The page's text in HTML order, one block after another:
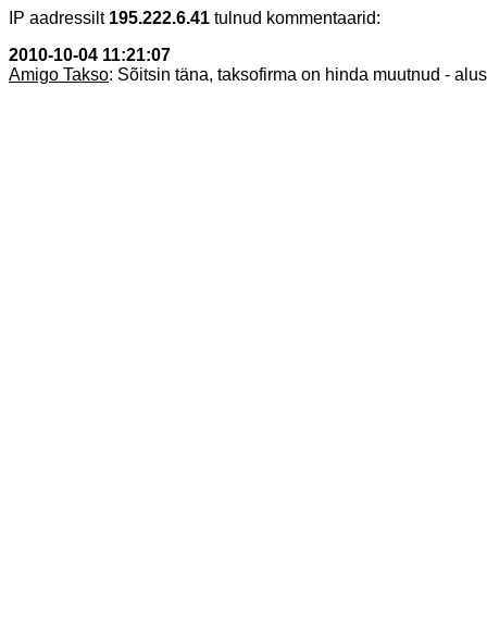
IP aadressilt 195.222.6.41 tulnud kommentaarid:
2010-10-04 11:21:07
Amigo Takso: Sõitsin täna, taksofirma on hinda muutnud -